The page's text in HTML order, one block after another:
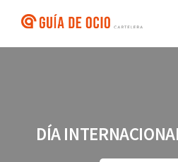
contenido
DÍA